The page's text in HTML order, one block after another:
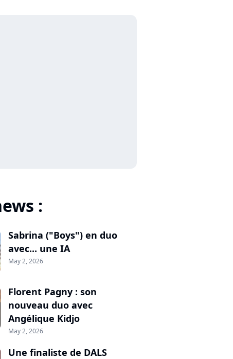
:
Sabrina ("Boys") en duo
avec... une IA
May 2, 2026
Florent Pagny : son
nouveau duo avec
Angélique Kidjo
May 2, 2026
Une finaliste de DALS